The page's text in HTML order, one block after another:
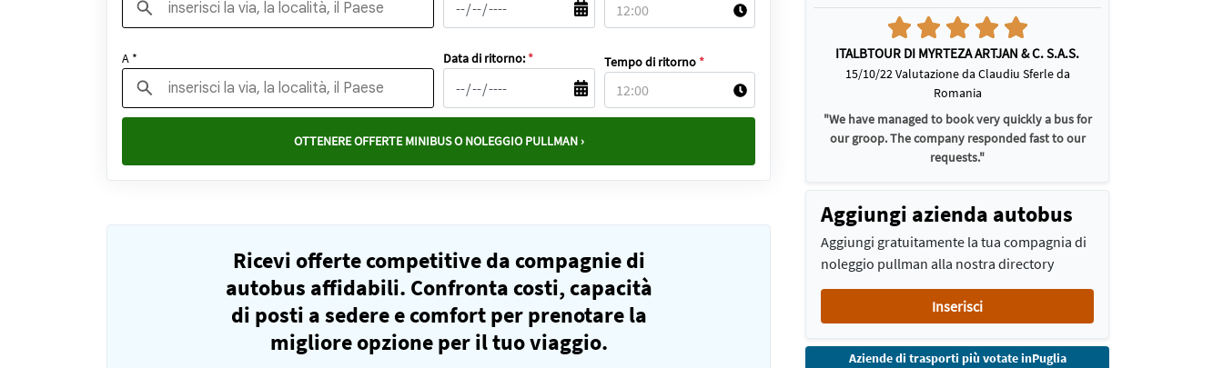
A * Data di ritorno: * Tempo di ritorno *
OTTENERE OFFERTE MINIBUS O NOLEGGIO PULLMAN ›
Ricevi offerte competitive da compagnie di
autobus affidabili. Confronta costi, capacità
di posti a sedere e comfort per prenotare la
migliore opzione per il tuo viaggio.
ITALBTOUR DI MYRTEZA ARTJAN & C. S.A.S.
15/10/22 Valutazione da Claudiu Sferle da
Romania
"We have managed to book very quickly a bus for
our groop. The company responded fast to our
requests."
Aggiungi azienda autobus
Aggiungi gratuitamente la tua compagnia di
noleggio pullman alla nostra directory
Inserisci
Aziende di trasporti più votate inPuglia